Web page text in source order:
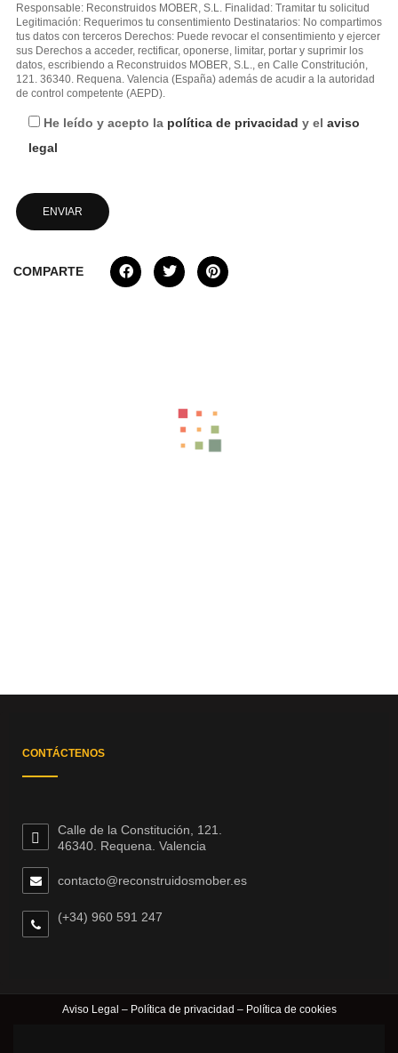
Responsable: Reconstruidos MOBER, S.L. Finalidad: Tramitar tu solicitud
Legitimación: Requerimos tu consentimiento Destinatarios: No compartimos
tus datos con terceros Derechos: Puede revocar el consentimiento y ejercer
sus Derechos a acceder, rectificar, oponerse, limitar, portar y suprimir los
datos, escribiendo a Reconstruidos MOBER, S.L., en Calle Constritución,
121. 36340. Requena. Valencia (España) además de acudir a la autoridad
de control competente (AEPD).
He leído y acepto la política de privacidad y el aviso
legal
COMPARTE
CONTÁCTENOS
Calle de la Constitución, 121.
46340. Requena. Valencia
contacto@reconstruidosmober.es
(+34) 960 591 247
Aviso Legal –Política de privacidad – Política de cookies